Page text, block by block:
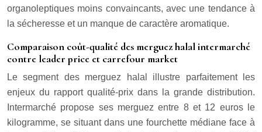
organoleptiques moins convaincants, avec une tendance à
la sécheresse et un manque de caractère aromatique.
Comparaison coût-qualité des merguez halal intermarché
contre leader price et carrefour market
Le segment des merguez halal illustre parfaitement les
enjeux du rapport qualité-prix dans la grande distribution.
Intermarché propose ses merguez entre 8 et 12 euros le
kilogramme, se situant dans une fourchette médiane face à